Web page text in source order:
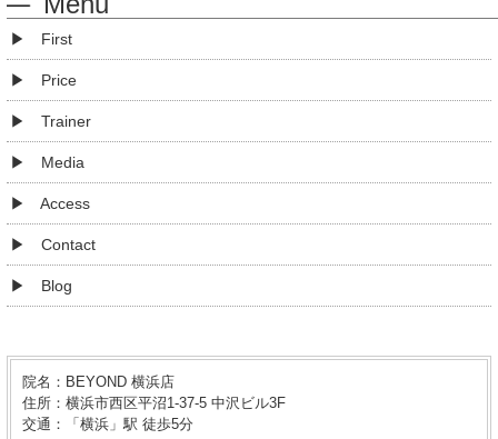
院名：BEYOND 横浜店
住所：横浜市西区平沼1-37-5 中沢ビル3F
交通：「横浜」駅 徒歩5分
First
Price
Trainer
Media
Access
Contact
Blog